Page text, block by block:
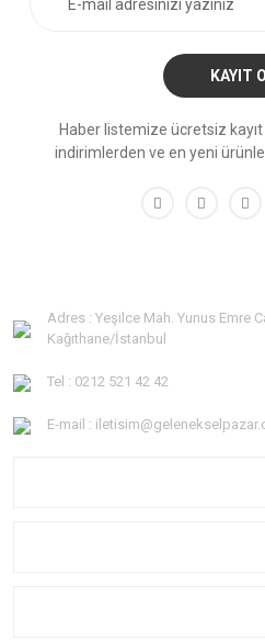
KAYIT
Haber listemize ücretsiz
indirimlerden ve en yeni
Adres : Yeşilce Mah. Yunus Emre
Kağıthane/İstanbul
Tel : 0212 521 42 42
E-mail :